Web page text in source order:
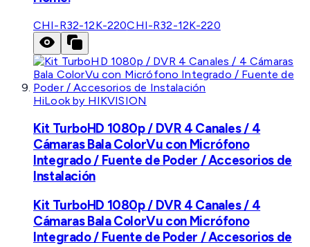
CHI-R32-12K-220CHI-R32-12K-220
HiLook by HIKVISION
Kit TurboHD 1080p / DVR 4 Canales / 4
Cámaras Bala ColorVu con Micrófono
Integrado / Fuente de Poder / Accesorios de
Instalación
Kit TurboHD 1080p / DVR 4 Canales / 4
Cámaras Bala ColorVu con Micrófono
Integrado / Fuente de Poder / Accesorios de